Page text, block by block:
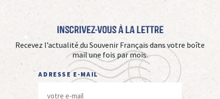
Inscrivez-vous à La Lettre
Recevez l’actualité du Souvenir Français dans votre boîte
mail une fois par mois.
ADRESSE E-MAIL